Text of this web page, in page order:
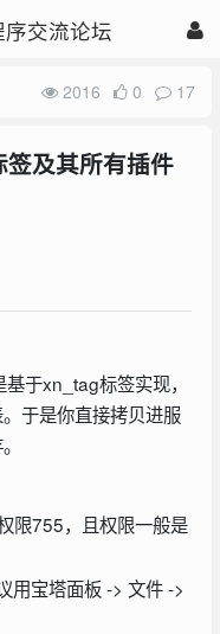
交流论坛
2016 0 17
及其所有插件
于xn_tag标签实现，
于是你直接拷贝进服
限755，且权限一般是
宝塔面板 -> 文件 ->